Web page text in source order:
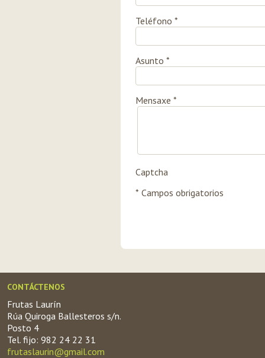
Teléfono *
Asunto *
Mensaxe *
Captcha
* Campos obrigatorios
CONTÁCTENOS
Frutas Laurín
Rúa Quiroga Ballesteros s/n.
Posto 4
Tel. fijo: 982 24 22 31
frutaslaurin@gmail.com